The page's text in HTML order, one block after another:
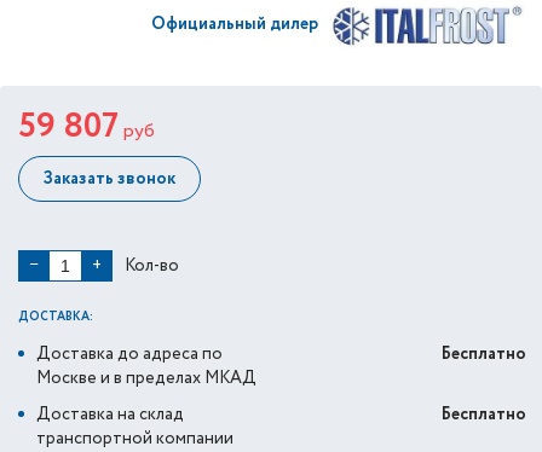
Официальный дилер
59 807 руб
Заказать звонок
− + Кол-во
ДОСТАВКА:
Доставка до адреса по
Москве и в пределах МКАД
Бесплатно
Доставка на склад
транспортной компании
Бесплатно